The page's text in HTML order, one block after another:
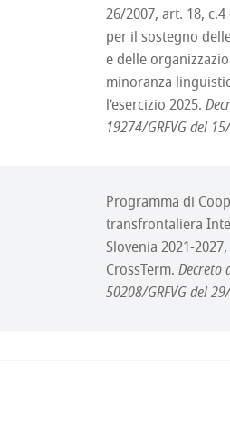
26/2007, art. 18,
per il sostegno
e delle
minoranza
l’esercizio 2025.
19274/GRFVG del
Programma di
transfrontaliera
Slovenia 2021-
CrossTerm. Decreto
50208/GRFVG del